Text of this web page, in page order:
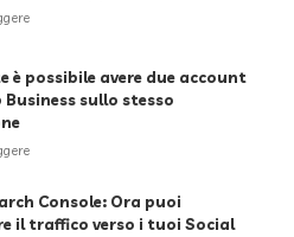
è possibile avere due account
sullo stesso
Console: Ora puoi
il traffico verso i tuoi Social